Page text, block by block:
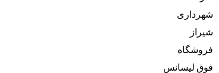
شهرداری
شیراز
فروشگاه
فوق لیسانس